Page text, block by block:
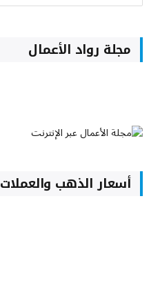
مجلة رواد الأعمال
أسعار الذهب والعملات